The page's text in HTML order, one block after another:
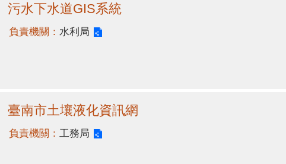
污水下水道GIS系統
負責機關： 水利局
臺南市土壤液化資訊網
負責機關： 工務局